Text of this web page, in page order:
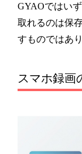
GYAOではい
取れるのは保
すものではあ
スマホ録画